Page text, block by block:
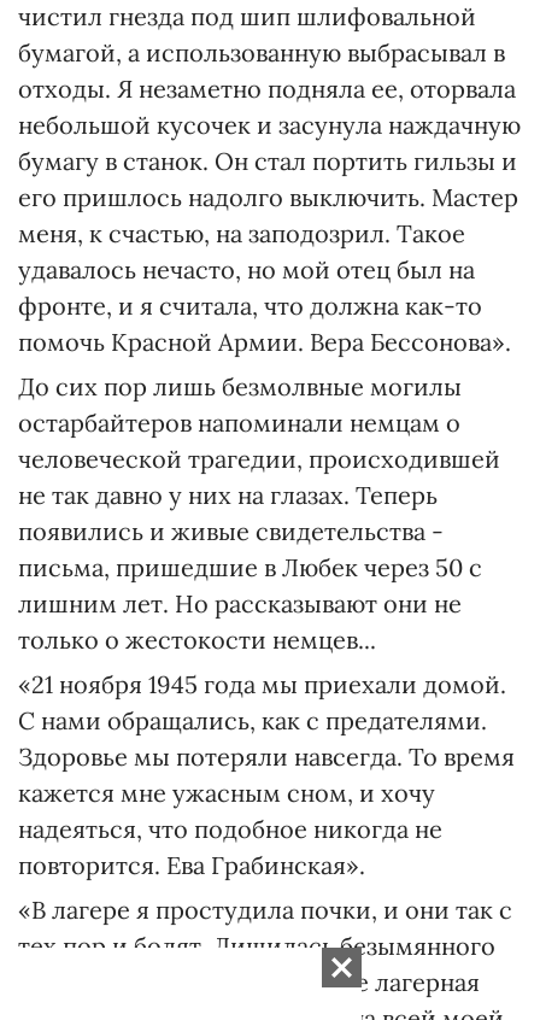
чистил гнезда под шип шлифовальной
бумагой, а использованную выбрасывал в
отходы. Я незаметно подняла ее, оторвала
небольшой кусочек и засунула наждачную
бумагу в станок. Он стал портить гильзы и
его пришлось надолго выключить. Мастер
меня, к счастью, на заподозрил. Такое
удавалось нечасто, но мой отец был на
фронте, и я считала, что должна как-то
помочь Красной Армии. Вера Бессонова».
До сих пор лишь безмолвные могилы
остарбайтеров напоминали немцам о
человеческой трагедии, происходившей
не так давно у них на глазах. Теперь
появились и живые свидетельства -
письма, пришедшие в Любек через 50 с
лишним лет. Но рассказывают они не
только о жестокости немцев...
«21 ноября 1945 года мы приехали домой.
С нами обращались, как с предателями.
Здоровье мы потеряли навсегда. То время
кажется мне ужасным сном, и хочу
надеяться, что подобное никогда не
повторится. Ева Грабинская».
«В лагере я простудила почки, и они так с
тех пор и болят. Лишилась безымянного
пальца на левой руке. Вообще лагерная